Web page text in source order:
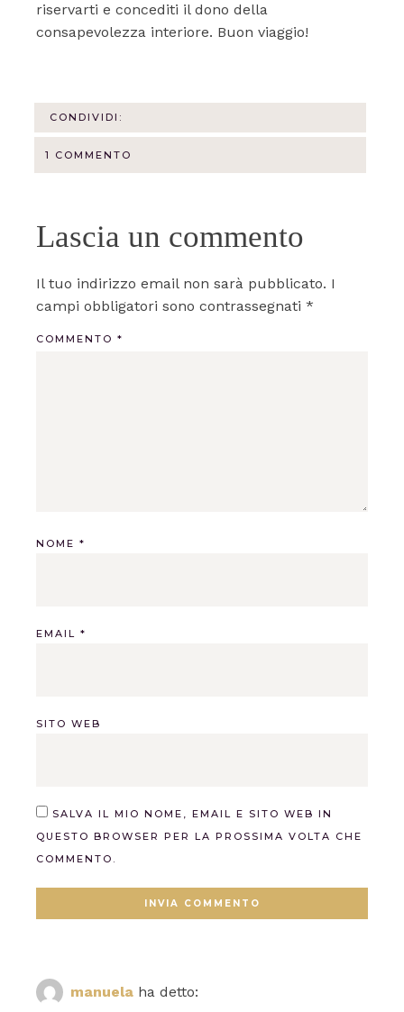
riservarti e concediti il dono della
consapevolezza interiore. Buon viaggio!
CONDIVIDI:
1 COMMENTO
Lascia un commento
Il tuo indirizzo email non sarà pubblicato. I
campi obbligatori sono contrassegnati *
COMMENTO *
NOME *
EMAIL *
SITO WEB
SALVA IL MIO NOME, EMAIL E SITO WEB IN
QUESTO BROWSER PER LA PROSSIMA VOLTA CHE
COMMENTO.
manuela ha detto: